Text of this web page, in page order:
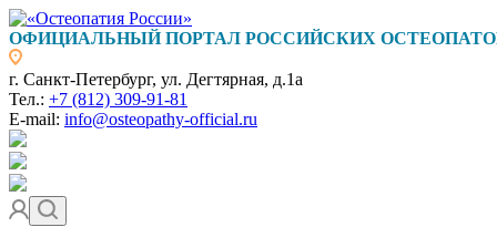
ОФИЦИАЛЬНЫЙ ПОРТАЛ РОССИЙСКИХ
г. Санкт-Петербург, ул. Дегтярная, д.1а
Тел.: +7 (812) 309-91-81
E-mail: info@osteopathy-official.ru